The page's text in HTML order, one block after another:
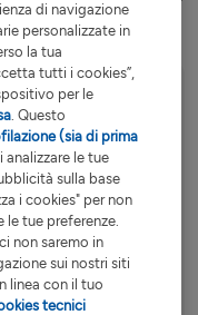
dispone di
di navigazione
personalizzate in
la tua
tutti i cookies”,
per le
. Questo
(sia di prima
le tue
sulla base
i cookies" per non
tue preferenze.
non saremo in
sui nostri siti
linea con il tuo
tecnici